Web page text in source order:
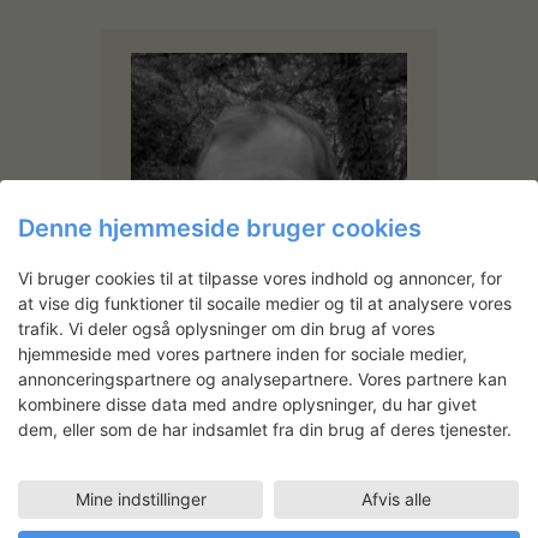
Peter Holst Henckel
Uddannet fra Det Kongelige
Peter Holst Henckels kunstneriske
praksis udspiller sig i et felt mellem
æstetik, politik og poesi og hans
Denne hjemmeside bruger cookies
Vi bruger cookies til at tilpasse vores indhold og annoncer, for
at vise dig funktioner til socaile medier og til at analysere vores
trafik. Vi deler også oplysninger om din brug af vores
hjemmeside med vores partnere inden for sociale medier,
annonceringspartnere og analysepartnere. Vores partnere kan
kombinere disse data med andre oplysninger, du har givet
dem, eller som de har indsamlet fra din brug af deres tjenester.
Mine indstillinger Afvis alle